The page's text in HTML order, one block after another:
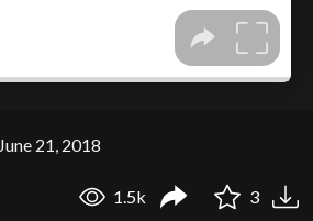
June 21, 2018
1.5k 3